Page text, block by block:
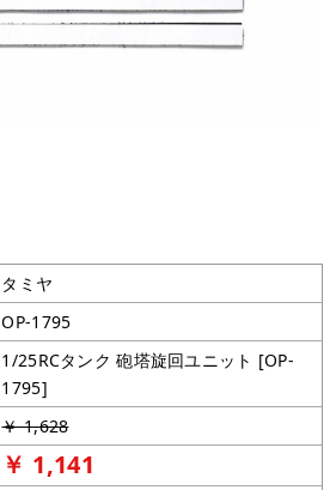
タミヤ
OP-1795
1/25RCタンク 砲塔旋回ユニット [OP-
1795]
￥ 1,628
￥ 1,141